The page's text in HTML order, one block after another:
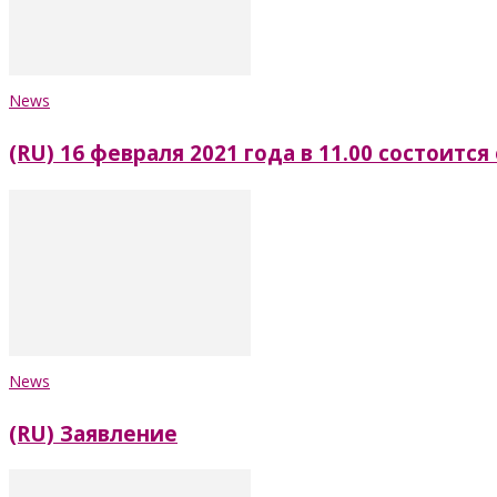
News
(RU) 16 февраля 2021 года в 11.00
News
(RU) Заявление